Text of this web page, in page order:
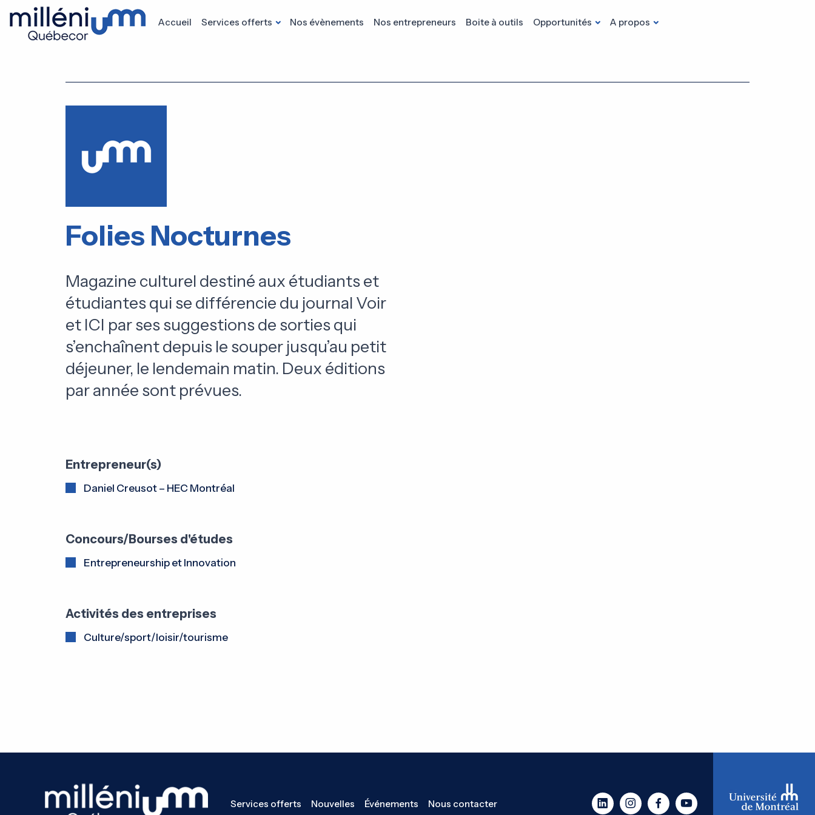
Accueil Services offerts Nos évènements Nos entrepreneurs Boite à outils Opportunités A propos
Folies Nocturnes
Magazine culturel destiné aux étudiants et
étudiantes qui se différencie du journal Voir
et ICI par ses suggestions de sorties qui
s’enchaînent depuis le souper jusqu’au petit
déjeuner, le lendemain matin. Deux éditions
par année sont prévues.
Entrepreneur(s)
Daniel Creusot – HEC Montréal
Concours/Bourses d'études
Entrepreneurship et Innovation
Activités des entreprises
Culture/sport/loisir/tourisme
Services offerts Nouvelles Événements Nous contacter